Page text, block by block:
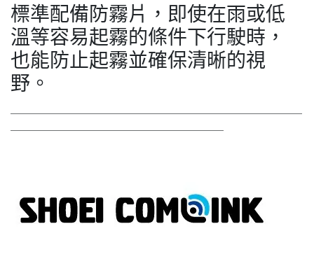
標準配備防霧片，即使在雨或低
溫等容易起霧的條件下行駛時，
也能防止起霧並確保清晰的視
野。